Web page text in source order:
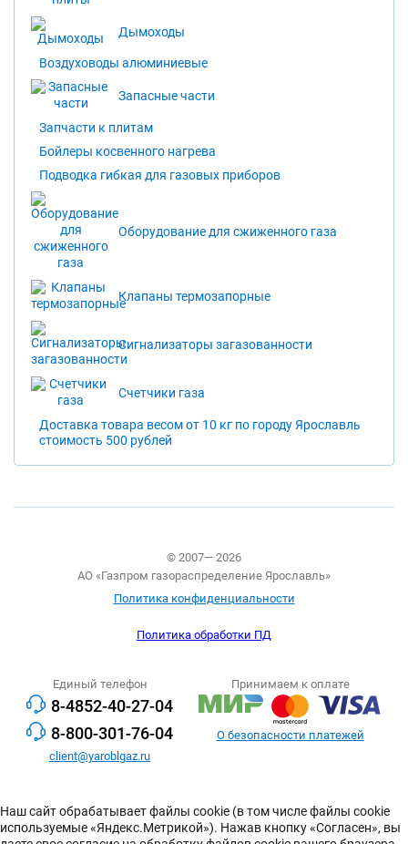
Дымоходы
Воздуховоды алюминиевые
Запасные части
Запчасти к плитам
Бойлеры косвенного нагрева
Подводка гибкая для газовых приборов
Оборудование для сжиженного газа
Клапаны термозапорные
Сигнализаторы загазованности
Счетчики газа
Доставка товара весом от 10 кг по городу Ярославль
стоимость 500 рублей
© 2007— 2026
АО «Газпром газораспределение Ярославль»
Политика конфиденциальности
Политика обработки ПД
Единый телефон
8-4852-40-27-04
8-800-301-76-04
client@yaroblgaz.ru
Принимаем к оплате
О безопасности платежей
Наш сайт обрабатывает файлы cookie (в том числе файлы cookie
используемые «Яндекс.Метрикой»). Нажав кнопку «Согласен», вы